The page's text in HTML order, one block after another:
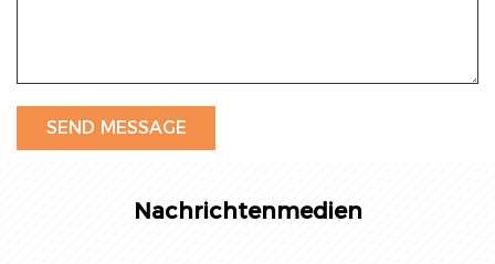
Nachrichtenmedien